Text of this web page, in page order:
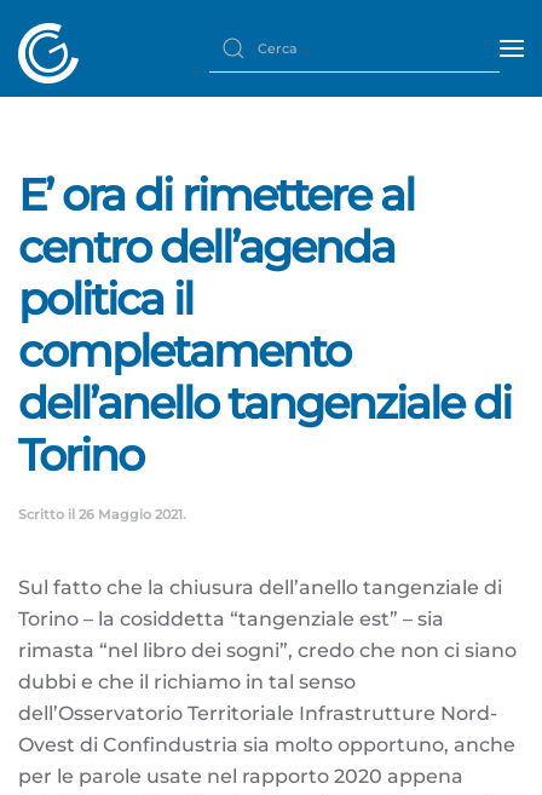
E’ ora di rimettere al
centro dell’agenda
politica il
completamento
dell’anello tangenziale di
Torino
Scritto il 26 Maggio 2021.
Sul fatto che la chiusura dell’anello tangenziale di
Torino – la cosiddetta “tangenziale est” – sia
rimasta “nel libro dei sogni”, credo che non ci siano
dubbi e che il richiamo in tal senso
dell’Osservatorio Territoriale Infrastrutture Nord-
Ovest di Confindustria sia molto opportuno, anche
per le parole usate nel rapporto 2020 appena